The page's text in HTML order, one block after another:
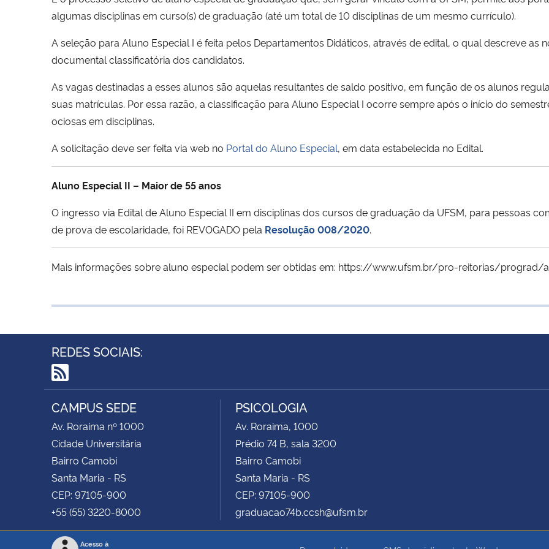
algumas disciplinas em curso(s) de graduação (até um total de 10 disciplinas de um mesmo currículo).
A seleção para Aluno Especial I é feita pelos Departamentos Didáticos, através de edital, o qual descreve as
documental classificatória dos candidatos.
As vagas destinadas a esses alunos são aquelas resultantes de saldo positivo, em função de os alunos
suas matrículas. Por essa razão, a classificação para Aluno Especial I ocorre sempre após o início do
ociosas em disciplinas.
A solicitação deve ser feita via web no Portal do Aluno Especial, em data estabelecida no Edital.
Aluno Especial II – Maior de 55 anos
O ingresso via Edital de Aluno Especial II em disciplinas dos cursos de graduação da UFSM, para pessoas
de prova de escolaridade, foi REVOGADO pela Resolução 008/2020.
Mais informações sobre aluno especial podem ser obtidas em: https://www.ufsm.br/pro-reitorias/prograd/
REDES SOCIAIS:
RSS
CAMPUS SEDE
Av. Roraima nº 1000
Cidade Universitária
Bairro Camobi
Santa Maria - RS
CEP: 97105-900
+55 (55) 3220-8000
PSICOLOGIA
Av. Roraima, 1000
Prédio 74 B, sala 3200
Bairro Camobi
Santa Maria - RS
CEP: 97105-900
graduacao74b.ccsh@ufsm.br
Acesso à